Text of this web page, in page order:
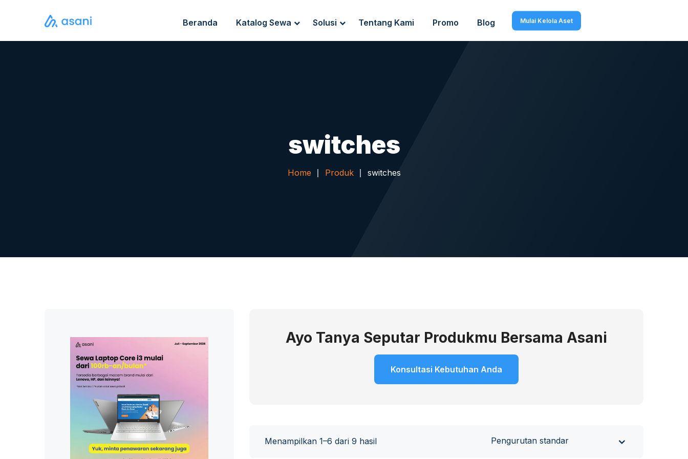
Beranda Katalog Sewa Solusi Tentang Kami Promo Blog Mulai Kelola Aset
switches
Home Produk switches
Ayo Tanya Seputar Produkmu Bersama Asani
Konsultasi Kebutuhan Anda
Menampilkan 1–6 dari 9 hasil